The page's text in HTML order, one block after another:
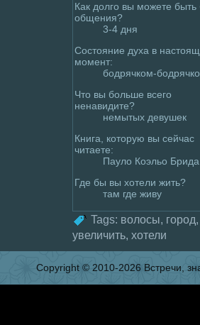
Как дoлго вы можете быть
общения?
3-4 дня
Состояние духа в
момент:
бодрячком-
Что вы больше всего
ненавидите?
немытых девушек
Книга, которую вы сейчас
читаете:
Паулo Коэльо Брида
Где бы вы хотели жить?
там где живу
Tags: волoсы, гоpoд
увеличить, хотели
Copyright © 2010-2026 Встpeчи,